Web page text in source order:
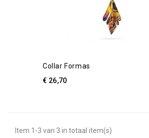
Collar Formas
€ 26,70
Item 1-3 van 3 in totaal item(s)